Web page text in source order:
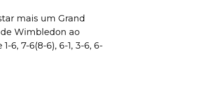
mais um Grand
Wimbledon ao
6, 7-6(8-6), 6-1, 3-6, 6-